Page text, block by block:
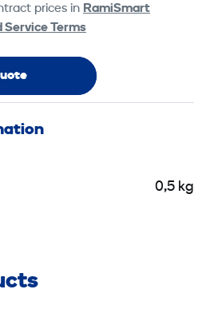
prices in RamiSmart
Service Terms
0,5 kg